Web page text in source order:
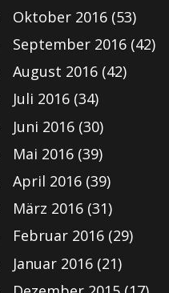
Oktober 2016(53)
September 2016(42)
August 2016(42)
Juli 2016(34)
Juni 2016(30)
Mai 2016(39)
April 2016(39)
März 2016(31)
Februar 2016(29)
Januar 2016(21)